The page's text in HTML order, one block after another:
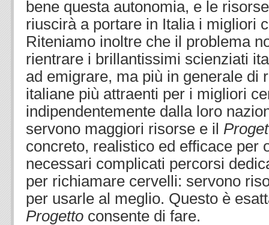
bene questa autonomia, e le
riuscirà a portare in Italia i migliori
Riteniamo inoltre che il problema
rientrare i brillantissimi scienziati
ad emigrare, ma più in generale di
italiane più attraenti per i migliori
indipendentemente dalla loro
servono maggiori risorse e il
concreto, realistico ed efficace per
necessari complicati percorsi
per richiamare cervelli: servono
per usarle al meglio. Questo è
Progetto consente di fare.